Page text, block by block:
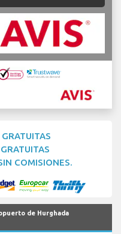
COMISIONES.
de Hurghada